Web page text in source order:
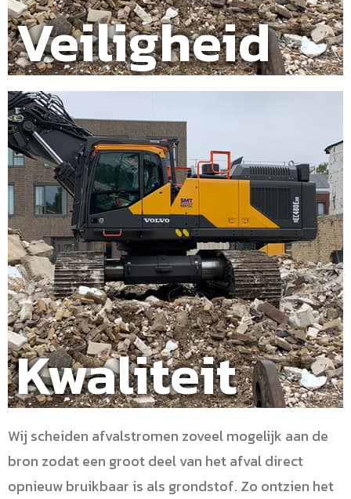
Veiligheid
Kwaliteit
Wij scheiden afvalstromen zoveel mogelijk aan de
bron zodat een groot deel van het afval direct
opnieuw bruikbaar is als grondstof. Zo ontzien het